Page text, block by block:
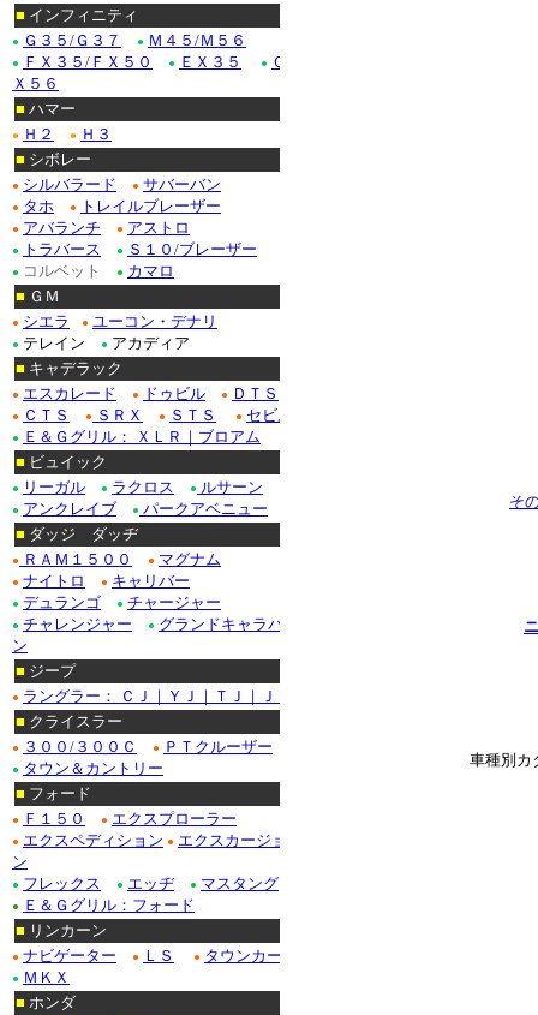
そ
車種別カ
■ インフィニティ
● Ｇ３５/Ｇ３７ ● Ｍ４５/Ｍ５６
● ＦＸ３５/ＦＸ５０ ● ＥＸ３５ ● Ｑ
Ｘ５６
■ ハマー
● Ｈ２ ●
Ｈ３
■ シボレー
● シルバラード ● サバーバン
● タホ ● トレイルブレーザー
● アバランチ ● アストロ
● トラバース ● Ｓ１０/ブレーザー
● コルベット ● カマロ
■ ＧＭ
● シエラ ● ユーコン・デナリ
● テレイン ● アカディア
■ キャデラック
● エスカレード ● ドゥビル ● ＤＴＳ
● ＣＴＳ ● ＳＲＸ ● ＳＴＳ ● セビル
●
Ｅ＆Ｇグリル： ＸＬＲ｜ブロアム
■ ビュイック
● リーガル ● ラクロス ● ルサーン
● アンクレイブ ● パークアベニュー
■ ダッジ ダッヂ
● ＲＡＭ１５００ ● マグナム
● ナイトロ ● キャリバー
● デュランゴ ● チャージャー
● チャレンジャー ● グランドキャラバ
ン
■ ジープ
● ラングラー： ＣＪ｜ＹＪ｜ＴＪ｜ＪＫ
■ クライスラー
● ３００/３００Ｃ ● ＰＴクルーザー
● タウン＆カントリー
■ フォード
● Ｆ１５０ ● エクスプローラー
● エクスペディション ● エクスカージョ
ン
● フレックス ● エッヂ ● マスタング
●
Ｅ＆Ｇグリル：フォード
■ リンカーン
● ナビゲーター ● ＬＳ ● タウンカー
● ＭＫＸ
■ ホンダ